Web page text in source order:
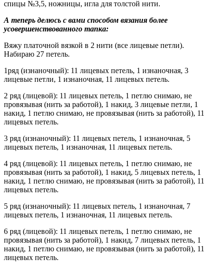
спицы №3,5, ножницы, игла для толстой нити.
А теперь делюсь с вами способом вязания более
усовершенствованного тапка:
Вяжу платочной вязкой в 2 нити (все лицевые петли).
Набираю 27 петель.
1ряд (изнаночный): 11 лицевых петель, 1 изнаночная, 3
лицевые петли, 1 изнаночная, 11 лицевых петель.
2 ряд (лицевой): 11 лицевых петель, 1 петлю снимаю, не
провязывая (нить за работой), 1 накид, 3 лицевые петли, 1
накид, 1 петлю снимаю, не провязывая (нить за работой), 11
лицевых петель.
3 ряд (изнаночный): 11 лицевых петель, 1 изнаночная, 5
лицевых петель, 1 изнаночная, 11 лицевых петель.
4 ряд (лицевой): 11 лицевых петель, 1 петлю снимаю, не
провязывая (нить за работой), 1 накид, 5 лицевых петель, 1
накид, 1 петлю снимаю, не провязывая (нить за работой), 11
лицевых петель.
5 ряд (изнаночный): 11 лицевых петель, 1 изнаночная, 7
лицевых петель, 1 изнаночная, 11 лицевых петель.
6 ряд (лицевой): 11 лицевых петель, 1 петлю снимаю, не
провязывая (нить за работой), 1 накид, 7 лицевых петель, 1
накид, 1 петлю снимаю, не провязывая (нить за работой), 11
лицевых петель.